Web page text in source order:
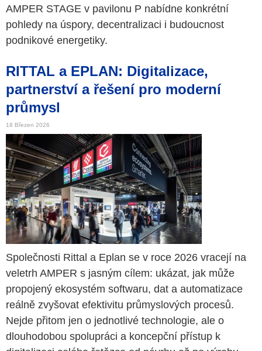
AMPER STAGE v pavilonu P nabídne konkrétní
pohledy na úspory, decentralizaci i budoucnost
podnikové energetiky.
RITTAL a EPLAN: Digitalizace,
partnerství a řešení pro moderní
průmysl
18 Březen 2026
Společnosti Rittal a Eplan se v roce 2026 vracejí na
veletrh AMPER s jasným cílem: ukázat, jak může
propojený ekosystém softwaru, dat a automatizace
reálně zvyšovat efektivitu průmyslových procesů.
Nejde přitom jen o jednotlivé technologie, ale o
dlouhodobou spolupráci a koncepční přístup k